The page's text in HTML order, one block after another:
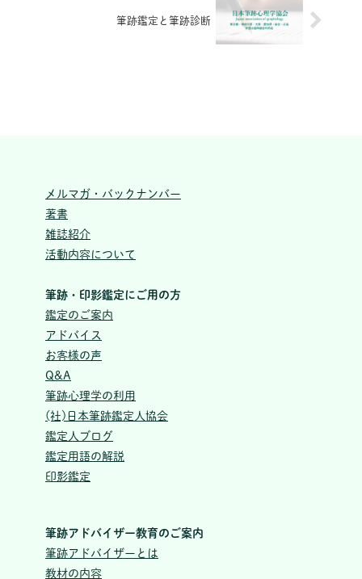
筆跡鑑定と筆跡診断
メルマガ・バックナンバー
著書
雑誌紹介
活動内容について
筆跡・印影鑑定にご用の方
鑑定のご案内
アドバイス
お客様の声
Q&A
筆跡心理学の利用
(社)日本筆跡鑑定人協会
鑑定人ブログ
鑑定用語の解説
印影鑑定
筆跡アドバイザー教育のご案内
筆跡アドバイザーとは
教材の内容